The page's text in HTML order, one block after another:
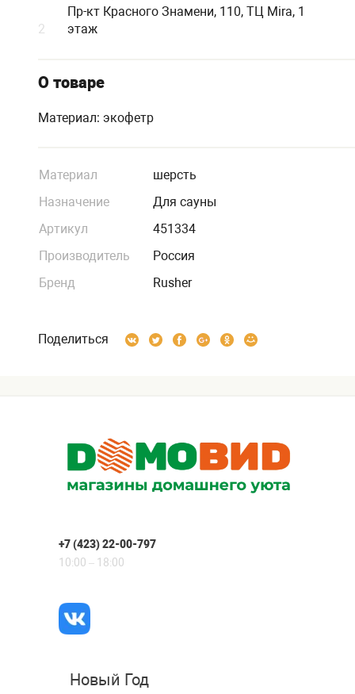
2
Пр-кт Красного Знамени, 110, ТЦ Mira, 1
этаж
О товаре
Материал: экофетр
Материал
шерсть
Назначение
Для сауны
Артикул
451334
Производитель
Россия
Бренд
Rusher
Поделиться
+7 (423) 22-00-797
10:00 – 18:00
Новый Год